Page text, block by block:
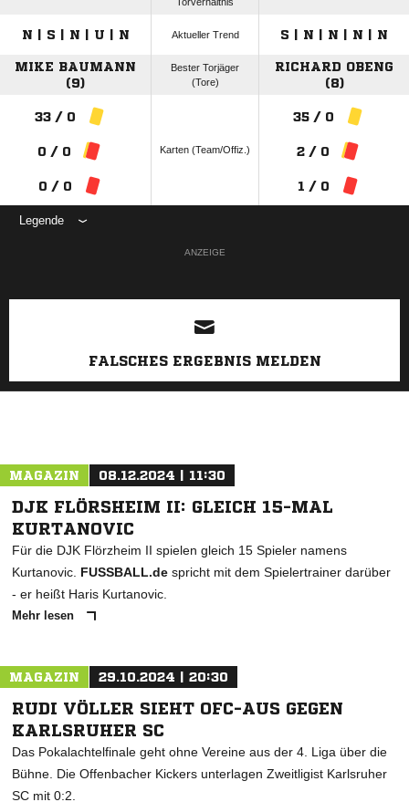
N | S | N | U | N Aktueller Trend S | N | N | N | N
MIKE BAUMANN
(9)
Bester Torjäger
(Tore)
RICHARD OBENG
(8)
33 / 0
0 / 0
0 / 0
Karten (Team/Offiz.)
35 / 0
2 / 0
1 / 0
Legende
ANZEIGE
FALSCHES ERGEBNIS MELDEN
MAGAZIN 08.12.2024 | 11:30
DJK FLÖRSHEIM II: GLEICH 15-MAL
KURTANOVIC
Für die DJK Flörzheim II spielen gleich 15 Spieler namens
Kurtanovic. FUSSBALL.de spricht mit dem Spielertrainer darüber
- er heißt Haris Kurtanovic.
Mehr lesen
MAGAZIN 29.10.2024 | 20:30
RUDI VÖLLER SIEHT OFC-AUS GEGEN
KARLSRUHER SC
Das Pokalachtelfinale geht ohne Vereine aus der 4. Liga über die
Bühne. Die Offenbacher Kickers unterlagen Zweitligist Karlsruher
SC mit 0:2.